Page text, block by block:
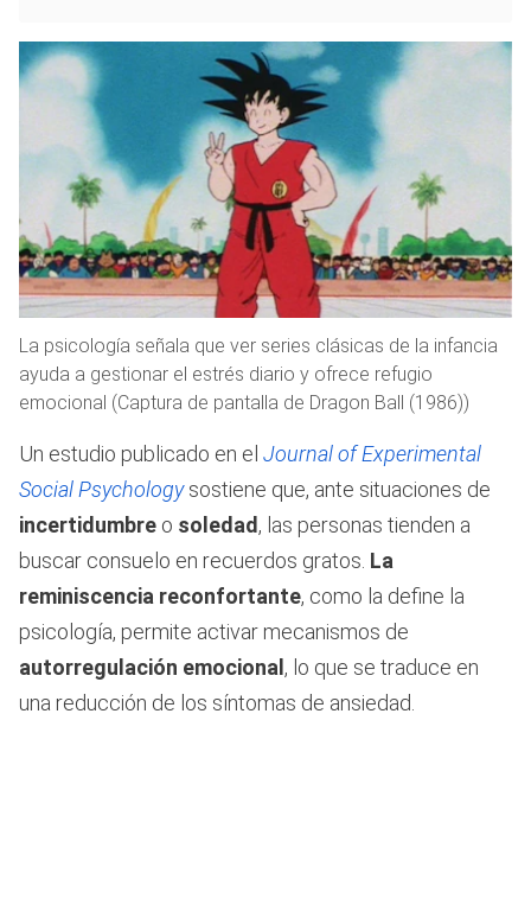
La psicología señala que ver series clásicas de la infancia
ayuda a gestionar el estrés diario y ofrece refugio
emocional (Captura de pantalla de Dragon Ball (1986))
Un estudio publicado en el Journal of Experimental
Social Psychologysostiene que, ante situaciones de
incertidumbre o soledad, las personas tienden a
buscar consuelo en recuerdos gratos. La
reminiscencia reconfortante, como la define la
psicología, permite activar mecanismos de
autorregulación emocional , lo que se traduce en
una reducción de los síntomas de ansiedad.